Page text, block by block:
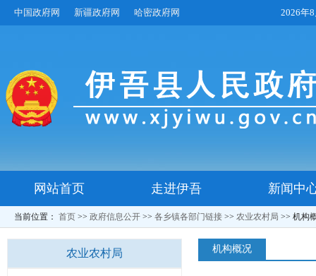
中国政府网 新疆政府网 哈密政府网 2026年
网站首页 走进伊吾 新闻中
当前位置： 首页 >> 政府信息公开 >> 各乡镇各部门链接 >> 农业农村局 >> 机构
农业农村局 机构概况